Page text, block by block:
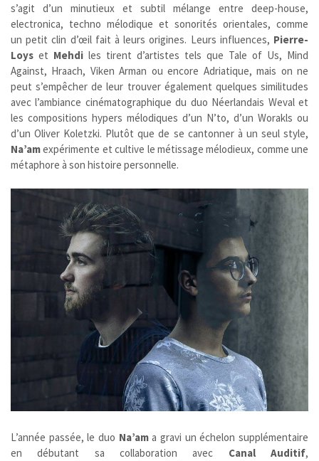
s’agit d’un minutieux et subtil mélange entre deep-house,
electronica, techno mélodique et sonorités orientales, comme
un petit clin d’œil fait à leurs origines. Leurs influences, Pierre-
Loys et Mehdi les tirent d’artistes tels que Tale of Us, Mind
Against, Hraach, Viken Arman ou encore Adriatique, mais on ne
peut s’empêcher de leur trouver également quelques similitudes
avec l’ambiance cinématographique du duo Néerlandais Weval et
les compositions hypers mélodiques d’un N’to, d’un Worakls ou
d’un Oliver Koletzki. Plutôt que de se cantonner à un seul style,
Na’amexpérimente et cultive le métissage mélodieux, comme une
métaphore à son histoire personnelle.
L’année passée, le duo Na’ama gravi un échelon supplémentaire
en débutant sa collaboration avec Canal Auditif,